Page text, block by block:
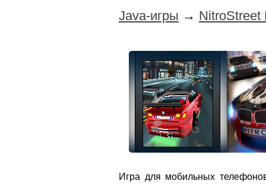
Java-игры → NitroStreet
Игра для мобильных